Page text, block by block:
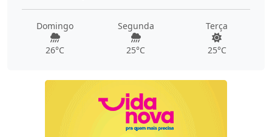
Domingo
26°C
Segunda
25°C
Terça
25°C